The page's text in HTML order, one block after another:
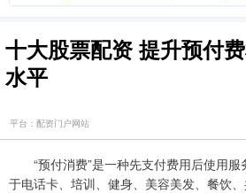
十大股票配资 提升预付
水平
平台：配资门户网站
“预付消费”是一种先支付费用后使用服
于电话卡、培训、健身、美容美发、餐饮